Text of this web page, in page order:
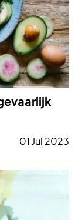
01 Jul 2023